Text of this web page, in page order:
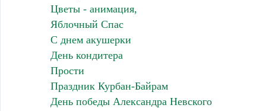
Цветы - анимация,
Яблочный Спас
С днем акушерки
День кондитера
Прости
Праздник Курбан-Байрам
День победы Александра Невского